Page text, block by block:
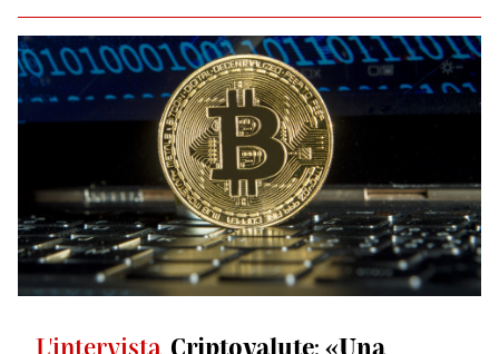
L'intervista Criptovalute: «Una